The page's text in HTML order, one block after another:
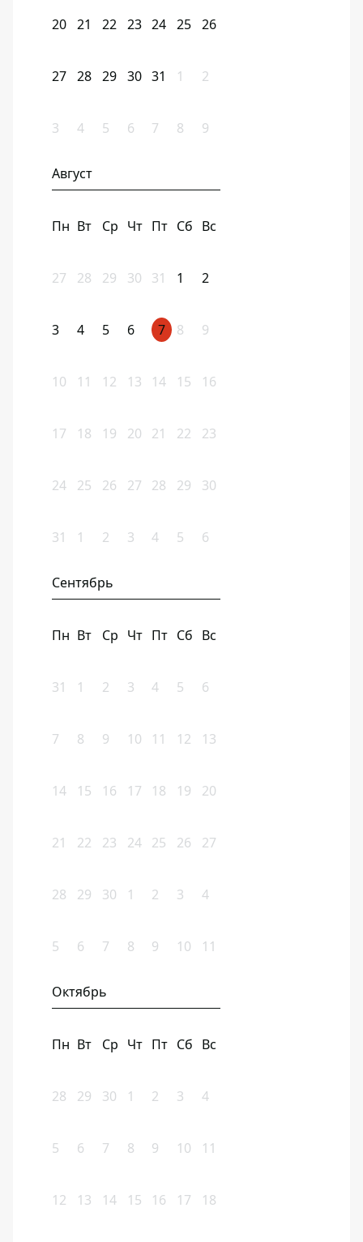
20 21 22 23 24 25 26
27 28 29 30 31 1 2
3 4 5 6 7 8 9
Август
Пн Вт Ср Чт Пт Сб Вс
27 28 29 30 31 1 2
3 4 5 6 7 8 9
10 11 12 13 14 15 16
17 18 19 20 21 22 23
24 25 26 27 28 29 30
31 1 2 3 4 5 6
Сентябрь
Пн Вт Ср Чт Пт Сб Вс
31 1 2 3 4 5 6
7 8 9 10 11 12 13
14 15 16 17 18 19 20
21 22 23 24 25 26 27
28 29 30 1 2 3 4
5 6 7 8 9 10 11
Октябрь
Пн Вт Ср Чт Пт Сб Вс
28 29 30 1 2 3 4
5 6 7 8 9 10 11
12 13 14 15 16 17 18